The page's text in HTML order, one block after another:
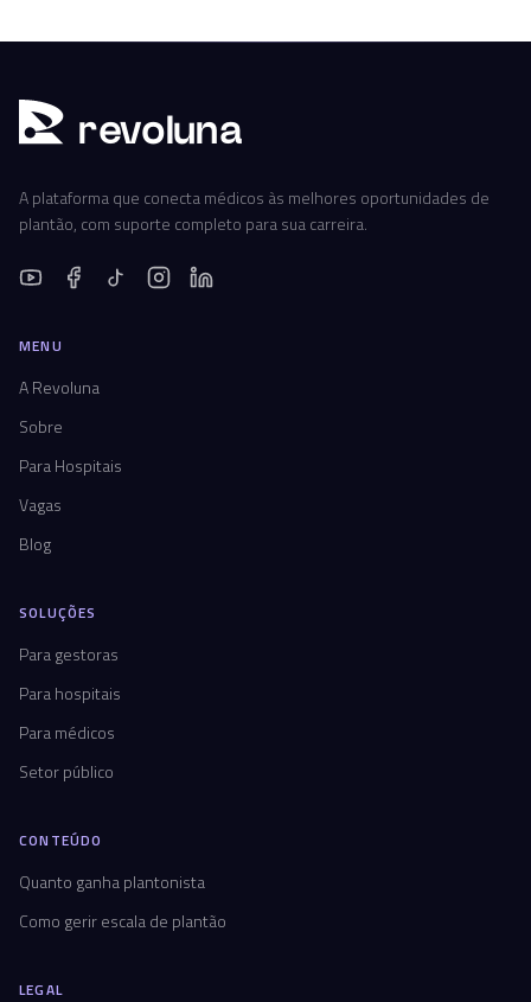
revoluna
A plataforma que conecta médicos às melhores oportunidades de
plantão, com suporte completo para sua carreira.
MENU
A Revoluna
Sobre
Para Hospitais
Vagas
Blog
SOLUÇÕES
Para gestoras
Para hospitais
Para médicos
Setor público
CONTEÚDO
Quanto ganha plantonista
Como gerir escala de plantão
LEGAL